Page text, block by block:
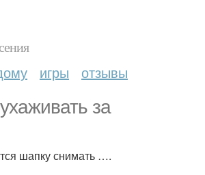
игры отзывы
за
шапку снимать ….